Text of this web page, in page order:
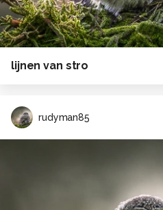
lijnen van stro
rudyman85